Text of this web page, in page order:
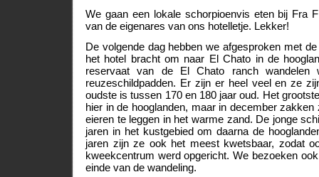
We gaan een lokale schorpioenvis eten bij Fra
van de eigenares van ons hotelletje. Lekker!
De volgende dag hebben we afgesproken met
het hotel bracht om naar El Chato in de
reservaat van de El Chato ranch wandelen
reuzeschildpadden. Er zijn er heel veel en ze
oudste is tussen 170 en 180 jaar oud. Het
hier in de hooglanden, maar in december
eieren te leggen in het warme zand. De jonge
jaren in het kustgebied om daarna de
jaren zijn ze ook het meest kwetsbaar, zodat
kweekcentrum werd opgericht. We bezoeken
einde van de wandeling.